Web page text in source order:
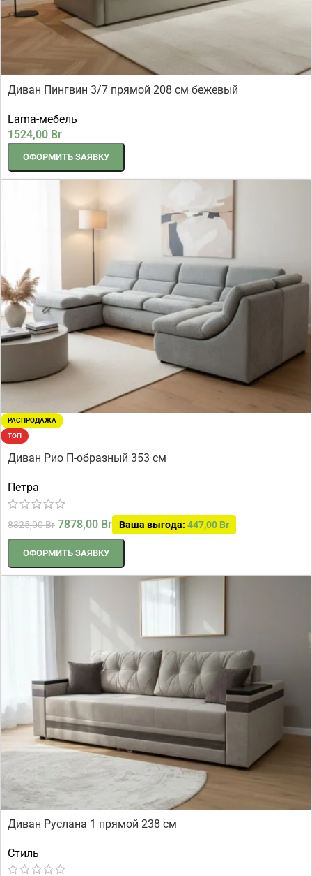
Диван Пингвин 3/7 прямой 208 см бежевый
Lama-мебель
1524,00 Br
ОФОРМИТЬ ЗАЯВКУ
РАСПРОДАЖА
ТОП
Диван Рио П-образный 353 см
Петра
8325,00Br 7878,00 Br Ваша выгода: 447,00 Br
ОФОРМИТЬ ЗАЯВКУ
Диван Руслана 1 прямой 238 см
Стиль